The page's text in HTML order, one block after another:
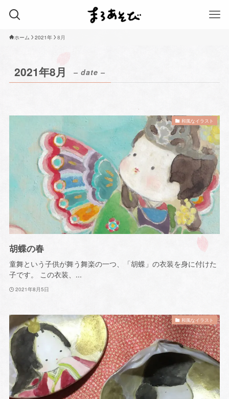
ホーム 2021年 8月
2021年8月 – date –
和風なイラスト
胡蝶の春
童舞という子供が舞う舞楽の一つ、「胡蝶」の衣装を身に付けた
子です。 この衣装、...
2021年8月5日
和風なイラスト